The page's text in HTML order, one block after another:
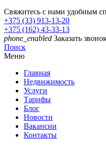
Свяжитесь с нами удобным
+375 (33) 913-13-20
+375 (162) 43-33-13
phone_enabled Заказать
Поиск
Меню
Главная
Недвижимость
Услуги
Тарифы
Блог
Новости
Вакансии
Контакты